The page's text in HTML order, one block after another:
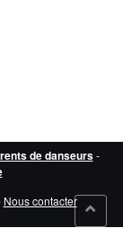
de danseurs-
Nous contacter